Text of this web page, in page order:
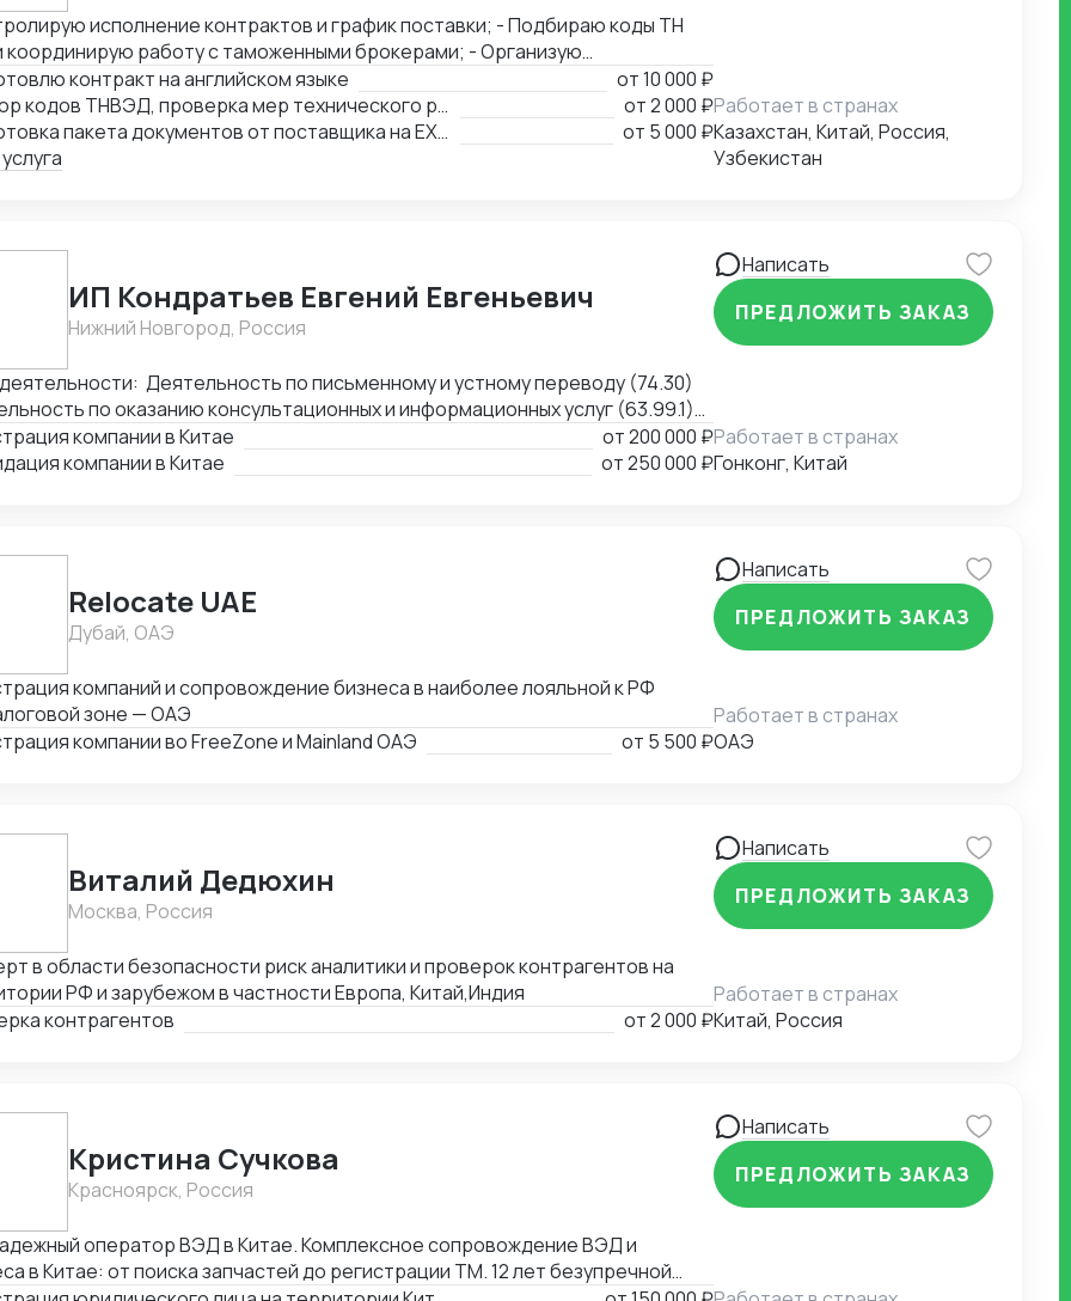
исполнение контрактов и график поставки; - Подбираю коды ТН
работу с таможенными брокерами; - Организую
и взаимодействие с аккредитованными органами; - Снижаю
за счёт оптимизации логистики и правильного кода; - Обеспечиваю
чистоту сделок, точность инвойсов, упаковочных листов,
контракт на английском языке от10 000 ₽
Подбор кодов ТНВЭД, проверка мер технического регулирования, запретов и ограничений
от2 000 ₽
Подготовка пакета документов от поставщика на EXW, FCA, CIF, FOB
от 5 000 ₽
Работает в странах
Казахстан, Китай, Россия,
Узбекистан
ИП Кондратьев Евгений Евгеньевич
Нижний Новгород, Россия
Деятельность по письменному и устному переводу (74.30)
по оказанию консультационных и информационных услуг (63.99.1)
по бронированию прочие и сопутствующая деятельность (79.90)
компании в Китае от200 000 ₽
компании в Китае
от250 000 ₽
Написать
ПРЕДЛОЖИТЬ ЗАКАЗ
Работает в странах
Гонконг, Китай
Relocate UAE
Дубай, ОАЭ
компаний и сопровождение бизнеса в наиболее лояльной к РФ
зоне — ОАЭ
компании во FreeZone и Mainland ОАЭ
от 5 500 ₽
Написать
ПРЕДЛОЖИТЬ ЗАКАЗ
Работает в странах
ОАЭ
Виталий Дедюхин
Москва, Россия
в области безопасности риск аналитики и проверок контрагентов на
РФ и зарубежом в частности Европа, Китай,Индия
контрагентов
от2 000 ₽
Написать
ПРЕДЛОЖИТЬ ЗАКАЗ
Работает в странах
Китай, Россия
Кристина Сучкова
Красноярск, Россия
оператор ВЭД в Китае. Комплексное сопровождение ВЭД и
в Китае: от поиска запчастей до регистрации ТМ. 12 лет безупречной
Написать
ПРЕДЛОЖИТЬ ЗАКАЗ